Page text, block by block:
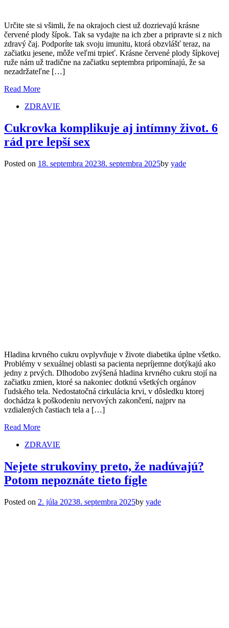
Určite ste si všimli, že na okrajoch ciest už dozrievajú krásne
červené plody šípok. Tak sa vydajte na ich zber a pripravte si z nich
zdravý čaj. Podporíte tak svoju imunitu, ktorá obzvlášť teraz, na
začiatku jesene, môže veľmi trpieť. Krásne červené plody šípkovej
ruže nám už tradične na začiatku septembra pripomínajú, že sa
nezadržateľne […]
Read More
ZDRAVIE
Cukrovka komplikuje aj intímny život. 6
rád pre lepší sex
Posted on 18. septembra 20238. septembra 2025by yade
Hladina krvného cukru ovplyvňuje v živote diabetika úplne všetko.
Problémy v sexuálnej oblasti sa pacienta nepríjemne dotýkajú ako
jedny z prvých. Dlhodobo zvýšená hladina krvného cukru stojí na
začiatku zmien, ktoré sa nakoniec dotknú všetkých orgánov
ľudského tela. Nedostatočná cirkulácia krvi, v dôsledku ktorej
dochádza k poškodeniu nervových zakončení, najprv na
vzdialených častiach tela a […]
Read More
ZDRAVIE
Nejete strukoviny preto, že nadúvajú?
Potom nepoznáte tieto fígle
Posted on 2. júla 20238. septembra 2025by yade